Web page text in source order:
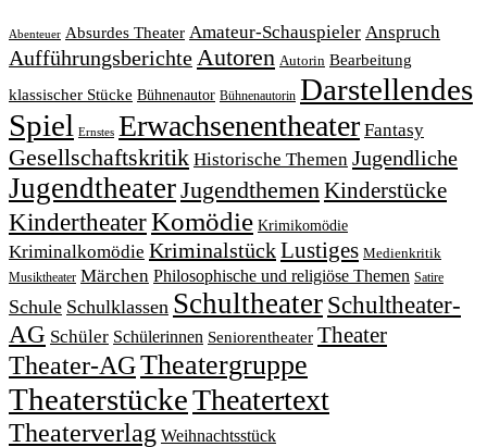
Abenteuer Absurdes Theater Amateur-Schauspieler Anspruch
AufführungsberichteAutoren Autorin Bearbeitung
klassischer Stücke Bühnenautor Bühnenautorin Darstellendes
Spiel Ernstes Erwachsenentheater Fantasy
Gesellschaftskritik Historische Themen Jugendliche
JugendtheaterJugendthemenKinderstücke
KindertheaterKomödie Krimikomödie
Kriminalkomödie KriminalstückLustiges Medienkritik
Musiktheater Märchen Philosophische und religiöse Themen Satire
Schule Schulklassen Schultheater Schultheater-
AG Schüler Schülerinnen Seniorentheater Theater
Theater-AGTheatergruppe
TheaterstückeTheatertext
Theaterverlag Weihnachtsstück